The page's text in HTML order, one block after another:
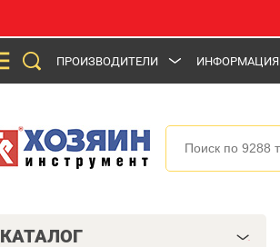
ПРОИЗВОДИТЕЛИ ИНФОРМАЦИЯ
КАТАЛОГ